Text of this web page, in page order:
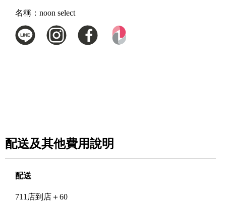
名稱： noon select
配送及其他費用說明
配送
711店到店＋60